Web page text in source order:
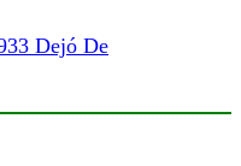
Dejó De